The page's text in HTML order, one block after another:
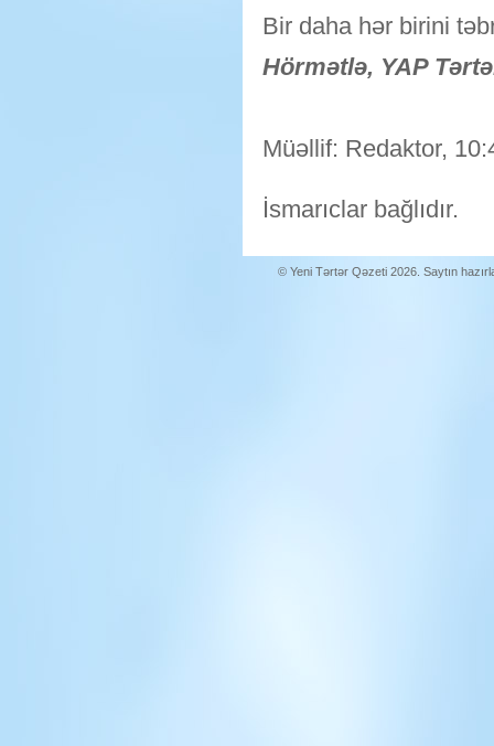
Bir daha hər birini
Hörmətlə, YAP
Müəllif: Redaktor,
İsmarıclar bağlıdır.
© Yeni Tərtər Qəzeti 2026. Saytın